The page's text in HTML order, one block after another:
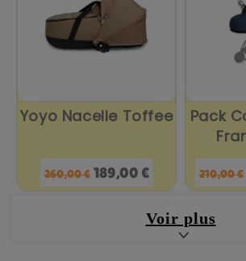
Yoyo Nacelle Toffee
Prix
de
260,00 € Prix
189,00 €
Pack
Prix
de
base
210,00 €
Voir plus